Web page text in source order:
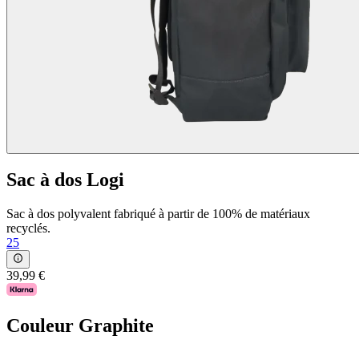
Sac à dos Logi
Sac à dos polyvalent fabriqué à partir de 100% de matériaux
recyclés.
25
39,99 €
Couleur Graphite